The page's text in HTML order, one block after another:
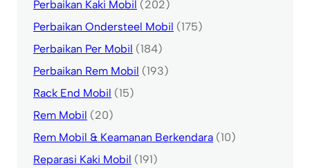
Perbaikan Kaki Mobil (202)
Perbaikan Ondersteel Mobil (175)
Perbaikan Per Mobil (184)
Perbaikan Rem Mobil (193)
Rack End Mobil (15)
Rem Mobil (20)
Rem Mobil & Keamanan Berkendara (10)
Reparasi Kaki Mobil (191)